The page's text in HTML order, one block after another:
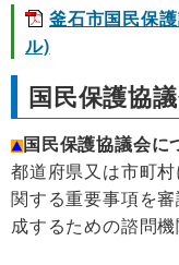
釜石市国民保
ル)
国民保護協
国民保護協議会に
都道府県又は市町
関する重要事項を
成するための諮問機